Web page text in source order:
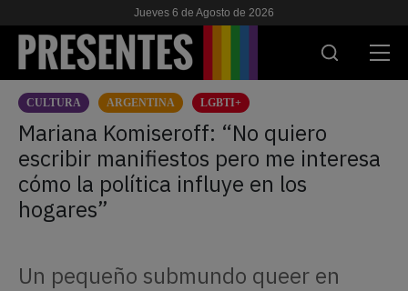
Jueves 6 de Agosto de 2026
ACTUALIDAD
INVESTIGACIONES
VIH & SIDA
NOSOTRES
CULTURA ARGENTINA LGBTI+
Mariana Komiseroff: “No quiero
escribir manifiestos pero me interesa
cómo la política influye en los
hogares”
Un pequeño submundo queer en